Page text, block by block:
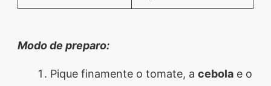
Modo de preparo:
Pique finamente o tomate, a cebola e o